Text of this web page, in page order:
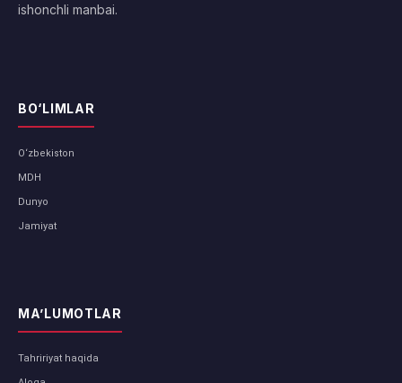
ishonchli manbai.
BO‘LIMLAR
O‘zbekiston
MDH
Dunyo
Jamiyat
MA’LUMOTLAR
Tahririyat haqida